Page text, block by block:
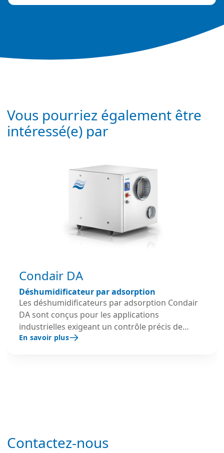
Vous pourriez également être
intéressé(e) par
Condair DA
Déshumidificateur par adsorption
Les déshumidificateurs par adsorption Condair
DA sont conçus pour les applications
industrielles exigeant un contrôle précis de
l’humidité de l’air, notamment dans les
En savoir plus
Contactez-nous